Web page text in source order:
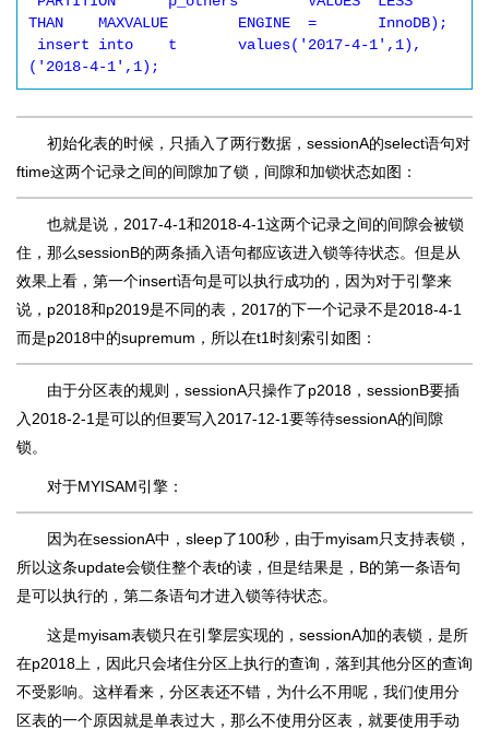
THAN	MAXVALUE	ENGINE	=	InnoDB);
('2018-4-1',1);
初始化表的时候，只插入了两行数据，sessionA的select语句对
ftime这两个记录之间的间隙加了锁，间隙和加锁状态如图：
也就是说，2017-4-1和2018-4-1这两个记录之间的间隙会被锁
住，那么sessionB的两条插入语句都应该进入锁等待状态。但是从
效果上看，第一个insert语句是可以执行成功的，因为对于引擎来
说，p2018和p2019是不同的表，2017的下一个记录不是2018-4-1
而是p2018中的supremum，所以在t1时刻索引如图：
由于分区表的规则，sessionA只操作了p2018，sessionB要插
入2018-2-1是可以的但要写入2017-12-1要等待sessionA的间隙
锁。
对于MYISAM引擎：
因为在sessionA中，sleep了100秒，由于myisam只支持表锁，
所以这条update会锁住整个表t的读，但是结果是，B的第一条语句
是可以执行的，第二条语句才进入锁等待状态。
这是myisam表锁只在引擎层实现的，sessionA加的表锁，是所
在p2018上，因此只会堵住分区上执行的查询，落到其他分区的查询
不受影响。这样看来，分区表还不错，为什么不用呢，我们使用分
区表的一个原因就是单表过大，那么不使用分区表，就要使用手动